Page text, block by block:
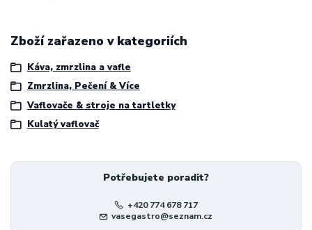
Zboží zařazeno v kategoriích
Káva, zmrzlina a vafle
Zmrzlina, Pečení & Více
Vaflovače & stroje na tartletky
Kulatý vaflovač
Potřebujete poradit?
+420 774 678 717
vasegastro@seznam.cz